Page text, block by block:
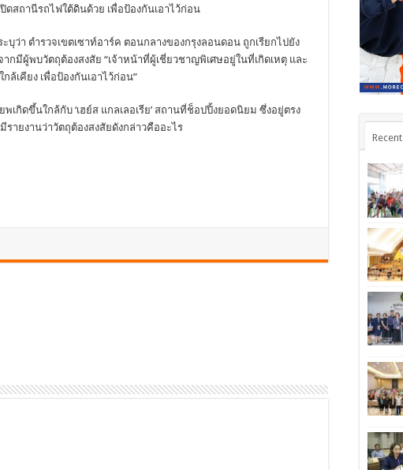
ดสถานีรถไฟใต้ดินด้วย เพื่อป้องกันเอาไว้ก่อน
ว่า ตำรวจเขตเซาท์อาร์ค ตอนกลางของกรุงลอนดอน ถูกเรียกไปยัง
ากมีผู้พบวัตถุต้องสงสัย “เจ้าหน้าที่ผู้เชี่ยวชาญพิเศษอยู่ในที่เกิดเหตุ และ
เคียง เพื่อป้องกันเอาไว้ก่อน”
เกิดขึ้นใกล้กับ ‘เฮย์ส แกลเลอเรีย’ สถานที่ช็อปปิ้งยอดนิยม ซึ่งอยู่ตรง
ยงานว่าวัตถุต้องสงสัยดังกล่าวคืออะไร
Recent